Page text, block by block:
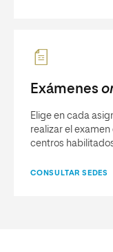
Exámenes
Elige en cada
realizar el
centros
CONSULTAR SEDES